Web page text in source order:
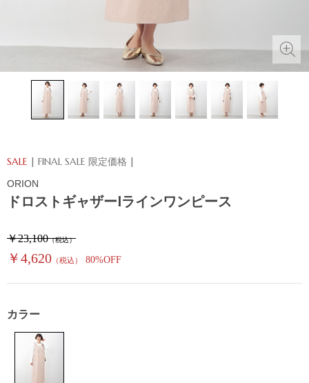
ドロストギャザーIラインワンピース
SALE | FINAL SALE 限定価格 |
￥23,100（税込）
￥4,620 （税込） 80%OFF
ORION
カラー